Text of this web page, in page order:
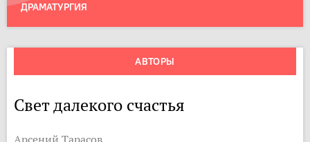
ДРАМАТУРГИЯ
АВТОРЫ
Свет далекого счастья
Арсений Тарасов